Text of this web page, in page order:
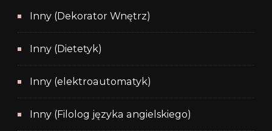
Inny (Dekorator Wnętrz)
Inny (Dietetyk)
Inny (elektroautomatyk)
Inny (Filolog języka angielskiego)